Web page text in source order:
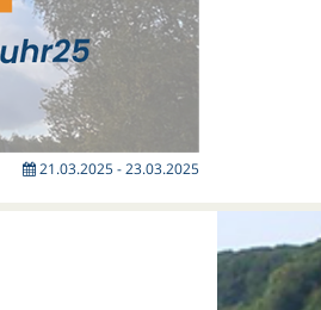
21.03.2025 - 23.03.2025